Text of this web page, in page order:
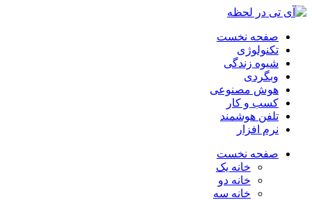
صفحه نخست
تکنولوژی
شیوه زندگی
وبگردی
هوش مصنوعی
کسب و کار
تلفن هوشمند
نرم افزار
صفحه نخست
خانه یک
خانه دو
خانه سه